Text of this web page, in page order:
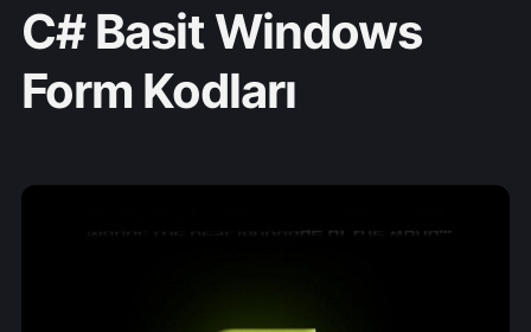
C# Basit Windows
Form Kodları